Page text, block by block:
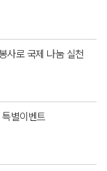
사로 국제 나눔 실천
별이벤트